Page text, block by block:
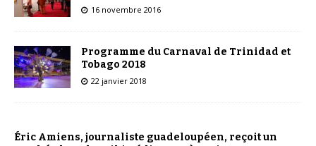
16 novembre 2016
Programme du Carnaval de Trinidad et
Tobago 2018
22 janvier 2018
Éric Amiens, journaliste guadeloupéen, reçoit un